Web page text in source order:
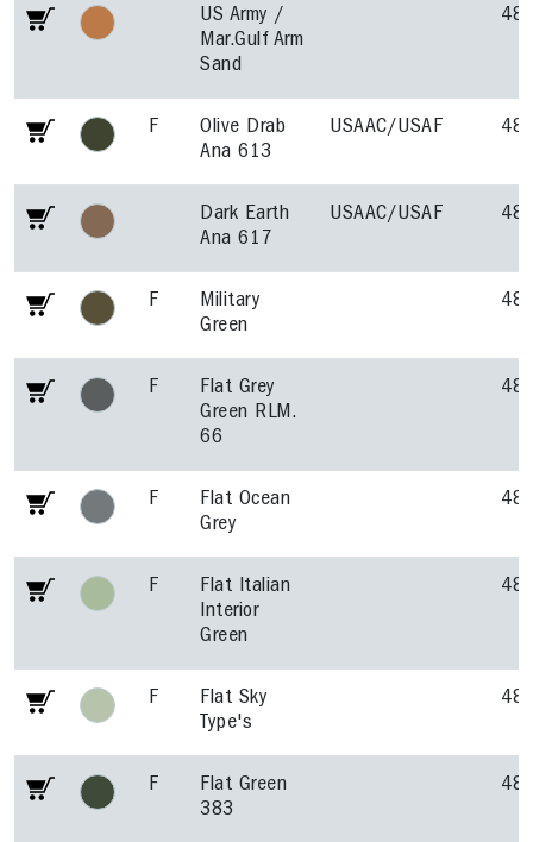
US Army /
Mar.Gulf Arm
Sand
F
Olive Drab
Ana 613
USAAC/USAF
Dark Earth
Ana 617
USAAC/USAF
F
Military
Green
F
Flat Grey
Green RLM.
66
F
Flat Ocean
Grey
F
Flat Italian
Interior
Green
F
Flat Sky
Type's
F
Flat Green
383